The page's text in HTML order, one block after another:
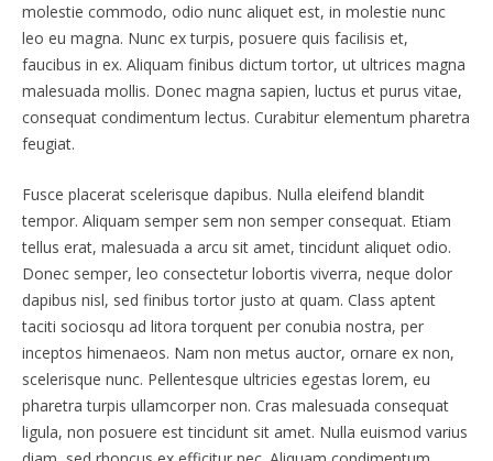
molestie commodo, odio nunc aliquet est, in molestie nunc
leo eu magna. Nunc ex turpis, posuere quis facilisis et,
faucibus in ex. Aliquam finibus dictum tortor, ut ultrices magna
malesuada mollis. Donec magna sapien, luctus et purus vitae,
consequat condimentum lectus. Curabitur elementum pharetra
feugiat.
Fusce placerat scelerisque dapibus. Nulla eleifend blandit
tempor. Aliquam semper sem non semper consequat. Etiam
tellus erat, malesuada a arcu sit amet, tincidunt aliquet odio.
Donec semper, leo consectetur lobortis viverra, neque dolor
dapibus nisl, sed finibus tortor justo at quam. Class aptent
taciti sociosqu ad litora torquent per conubia nostra, per
inceptos himenaeos. Nam non metus auctor, ornare ex non,
scelerisque nunc. Pellentesque ultricies egestas lorem, eu
pharetra turpis ullamcorper non. Cras malesuada consequat
ligula, non posuere est tincidunt sit amet. Nulla euismod varius